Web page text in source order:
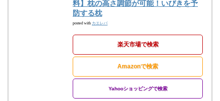
料】枕の高さ調節が可能！いびきを予
防する枕
posted with カエレバ
楽天市場で検索
Amazonで検索
Yahooショッピングで検索